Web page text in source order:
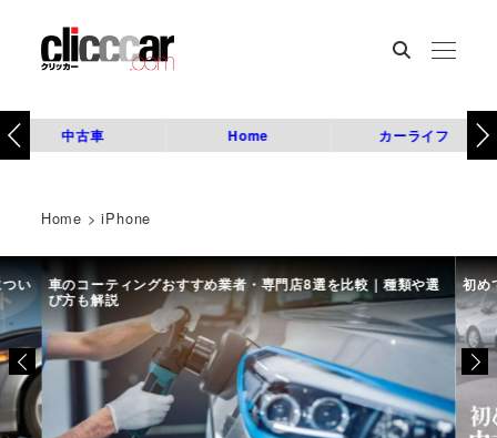
中古車 Home カーライフ
Home >iPhone
い 車のコーティングおすすめ業者・専門店8選を比較｜種類や選
び方も解説
初め